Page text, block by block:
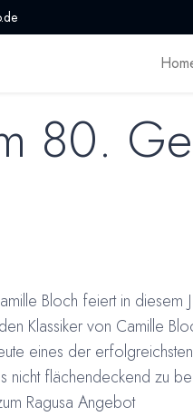
80.
Bloch feiert in diesem
Klassiker von Camille
eines der
nicht flächendeckend zu
Ragusa Angebot